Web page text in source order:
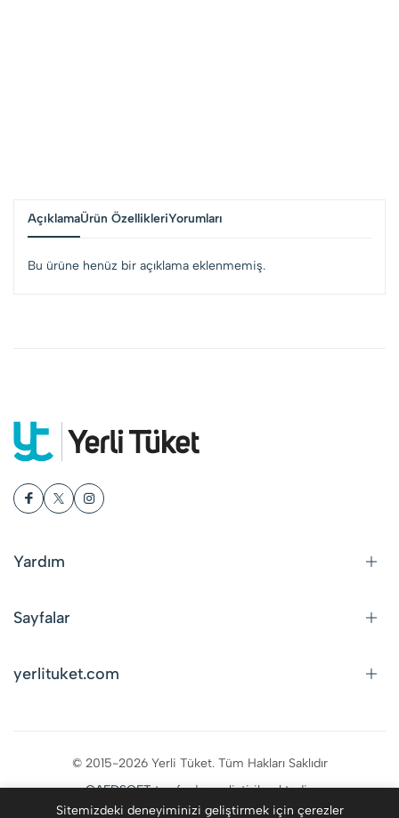
AçıklamaÜrün ÖzellikleriYorumları
Bu ürüne henüz bir açıklama eklenmemiş.
Yardım
Sayfalar
yerlituket.com
© 2015-2026 Yerli Tüket. Tüm Hakları Saklıdır
CAFDSOFTtarafından geliştirilmektedir.
Sitemizdeki deneyiminizi geliştirmek için çerezler